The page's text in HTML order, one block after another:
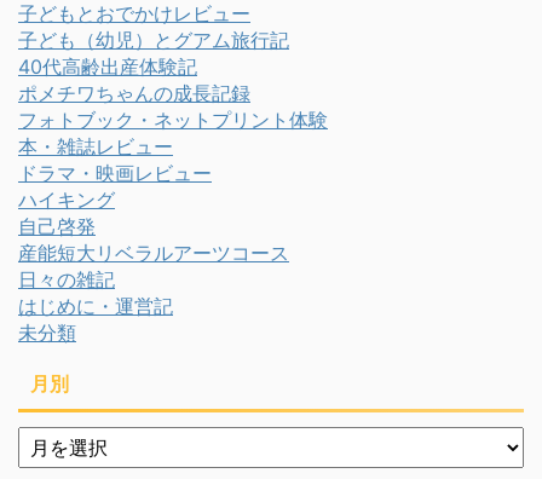
子どもとおでかけレビュー
子ども（幼児）とグアム旅行記
40代高齢出産体験記
ポメチワちゃんの成長記録
フォトブック・ネットプリント体験
本・雑誌レビュー
ドラマ・映画レビュー
ハイキング
自己啓発
産能短大リベラルアーツコース
日々の雑記
はじめに・運営記
未分類
月別
月
別